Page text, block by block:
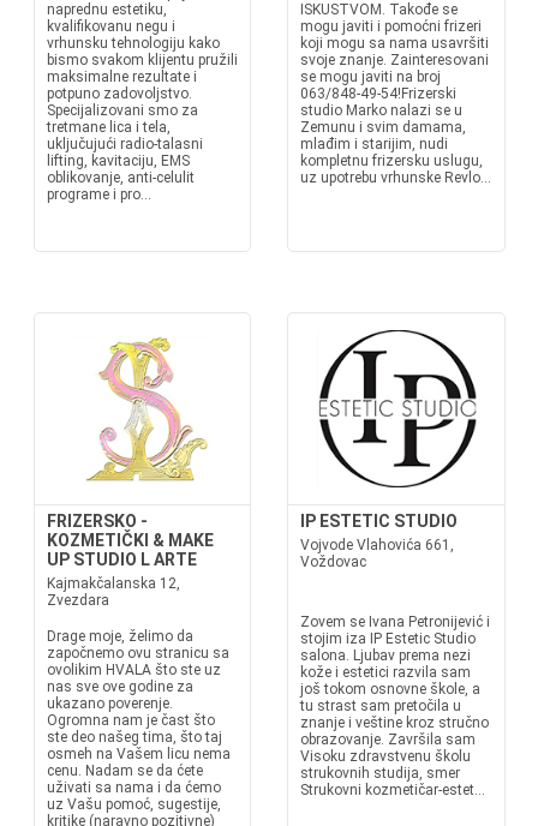
naprednu estetiku,
kvalifikovanu negu i
vrhunsku tehnologiju kako
bismo svakom klijentu pružili
maksimalne rezultate i
potpuno zadovoljstvo.
Specijalizovani smo za
tretmane lica i tela,
uključujući radio-talasni
lifting, kavitaciju, EMS
oblikovanje, anti-celulit
programe i pro...
ISKUSTVOM. Takođe se
mogu javiti i pomoćni frizeri
koji mogu sa nama usavršiti
svoje znanje. Zainteresovani
se mogu javiti na broj
063/848-49-54!Frizerski
studio Marko nalazi se u
Zemunu i svim damama,
mlađim i starijim, nudi
kompletnu frizersku uslugu,
uz upotrebu vrhunske Revlo...
FRIZERSKO -
KOZMETIČKI & MAKE
UP STUDIO L ARTE
Kajmakčalanska 12,
Zvezdara
Drage moje, želimo da
započnemo ovu stranicu sa
ovolikim HVALA što ste uz
nas sve ove godine za
ukazano poverenje.
Ogromna nam je čast što
ste deo našeg tima, što taj
osmeh na Vašem licu nema
cenu. Nadam se da ćete
uživati sa nama i da ćemo
uz Vašu pomoć, sugestije,
kritike (naravno pozitivne)
IP ESTETIC STUDIO
Vojvode Vlahovića 661,
Voždovac
Zovem se Ivana Petronijević i
stojim iza IP Estetic Studio
salona. Ljubav prema nezi
kože i estetici razvila sam
još tokom osnovne škole, a
tu strast sam pretočila u
znanje i veštine kroz stručno
obrazovanje. Završila sam
Visoku zdravstvenu školu
strukovnih studija, smer
Strukovni kozmetičar-estet...